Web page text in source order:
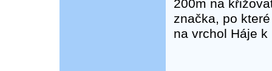
200m na
značka, po
na vrchol Háje k